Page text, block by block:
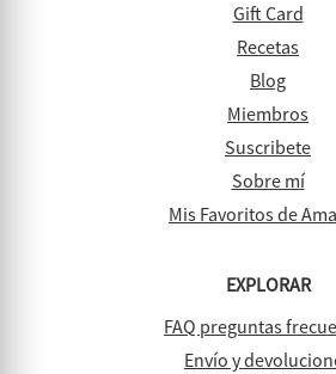
Gift Card
Recetas
Blog
Miembros
Suscribete
Sobre mí
Mis Favoritos de
EXPLORAR
FAQ preguntas
Envío y